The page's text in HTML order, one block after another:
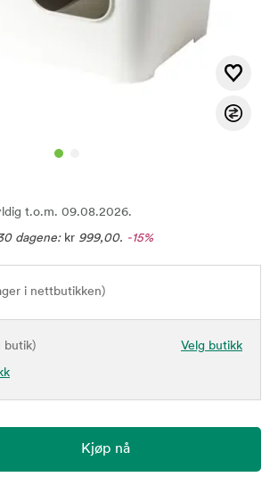
t.o.m. 09.08.2026.
dagene: kr 999,00. -15%
i nettbutikken)
Velg butikk